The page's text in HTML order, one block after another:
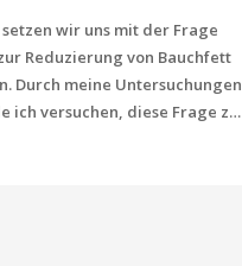
wir uns mit der Frage
Reduzierung von Bauchfett
Durch meine Untersuchungen
ich versuchen, diese Frage zu